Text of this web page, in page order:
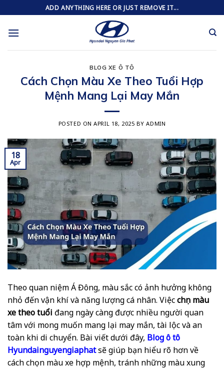
to
content
ADD ANYTHING HERE OR JUST REMOVE IT...
BLOG XE Ô TÔ
Cách Chọn Màu Xe Theo Tuổi Hợp
Mệnh Mang Lại May Mắn
POSTED ONAPRIL 18, 2025 BYADMIN
18
Apr
Theo quan niệm Á Đông, màu sắc có ảnh hưởng không
nhỏ đến vận khí và năng lượng cá nhân. Việcchọn màu
xe theo tuổi đang ngày càng được nhiều người quan
tâm với mong muốn mang lại may mắn, tài lộc và an
toàn khi di chuyển. Bài viết dưới đây, Blog ô tô
Hyundainguyengiaphatsẽ giúp bạn hiểu rõ hơn về
cách chọn màu xe hợp mệnh, tránh những màu xung